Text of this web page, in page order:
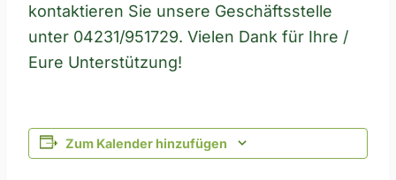
kontaktieren Sie unsere Geschäftsstelle
unter 04231/951729. Vielen Dank für Ihre /
Eure Unterstützung!
Zum Kalender hinzufügen